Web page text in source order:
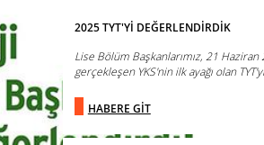
2025 TYT'Yİ DEĞERLENDİRDİK
Lise Bölüm Başkanlarımız, 21
gerçekleşen YKS'nin ilk ayağı olan
HABERE GİT